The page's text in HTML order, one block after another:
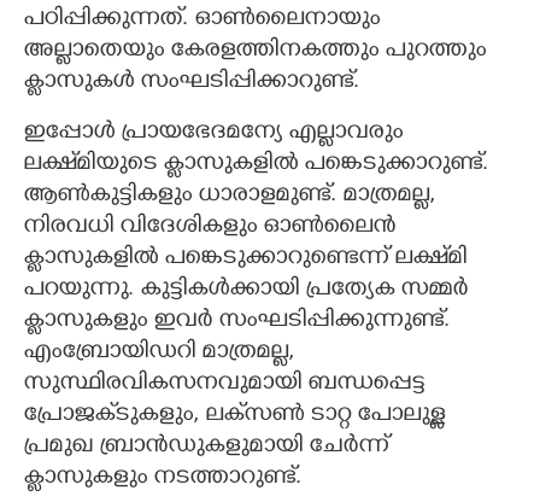
പഠിപ്പിക്കുന്നത്. ഓൺലൈനായും
അല്ലാതെയും കേരളത്തിനകത്തും പുറത്തും
ക്ലാസുകൾ സംഘടിപ്പിക്കാറുണ്ട്.
ഇപ്പോൾ പ്രായഭേദമന്യേ എല്ലാവരും
ലക്ഷ്‌മിയുടെ ക്ലാസുകളിൽ പങ്കെടുക്കാറുണ്ട്.
ആൺകുട്ടികളും ധാരാളമുണ്ട്. മാത്രമല്ല,
നിരവധി വിദേശികളും ഓൺലൈൻ
ക്ലാസുകളിൽ പങ്കെടുക്കാറുണ്ടെന്ന് ലക്ഷ്‌മി
പറയുന്നു. കുട്ടികൾക്കായി പ്രത്യേക സമ്മർ
ക്ലാസുകളും ഇവർ സംഘടിപ്പിക്കുന്നുണ്ട്.
എംബ്രോയിഡറി മാത്രമല്ല,
സുസ്ഥിരവികസനവുമായി ബന്ധപ്പെട്ട
പ്രോജക്‌ടുകളും, ലക്‌സൺ ടാറ്റ പോലുള്ള
പ്രമുഖ ബ്രാൻഡുകളുമായി ചേർന്ന്
ക്ലാസുകളും നടത്താറുണ്ട്.